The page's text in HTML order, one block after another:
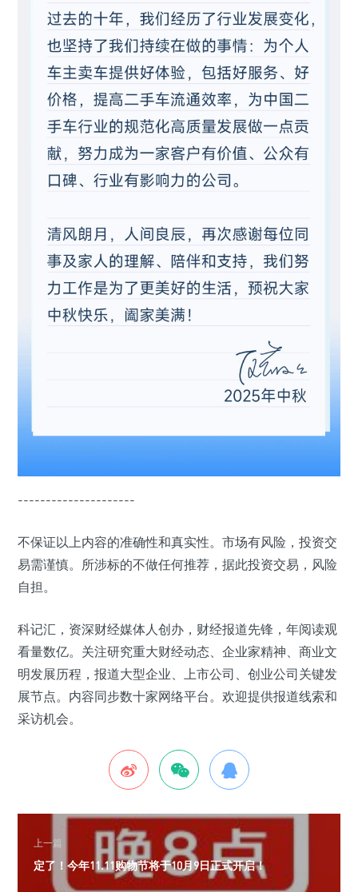
---------------------
不保证以上内容的准确性和真实性。市场有风险，投资交
易需谨慎。所涉标的不做任何推荐，据此投资交易，风险
自担。
科记汇，资深财经媒体人创办，财经报道先锋，年阅读观
看量数亿。关注研究重大财经动态、企业家精神、商业文
明发展历程，报道大型企业、上市公司、创业公司关键发
展节点。内容同步数十家网络平台。欢迎提供报道线索和
采访机会。
上一篇
定了！今年11.11购物节将于10月9日正式开启！